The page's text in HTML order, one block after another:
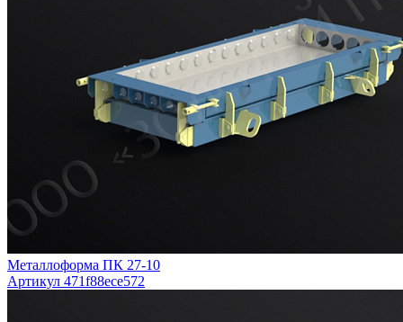
Металлоформа ПК 27-10
Артикул 471f88ece572